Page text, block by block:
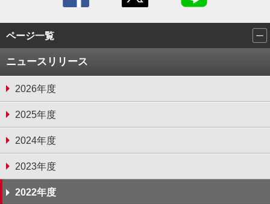
ページ一覧
ニュースリリース
2026年度
2025年度
2024年度
2023年度
2022年度